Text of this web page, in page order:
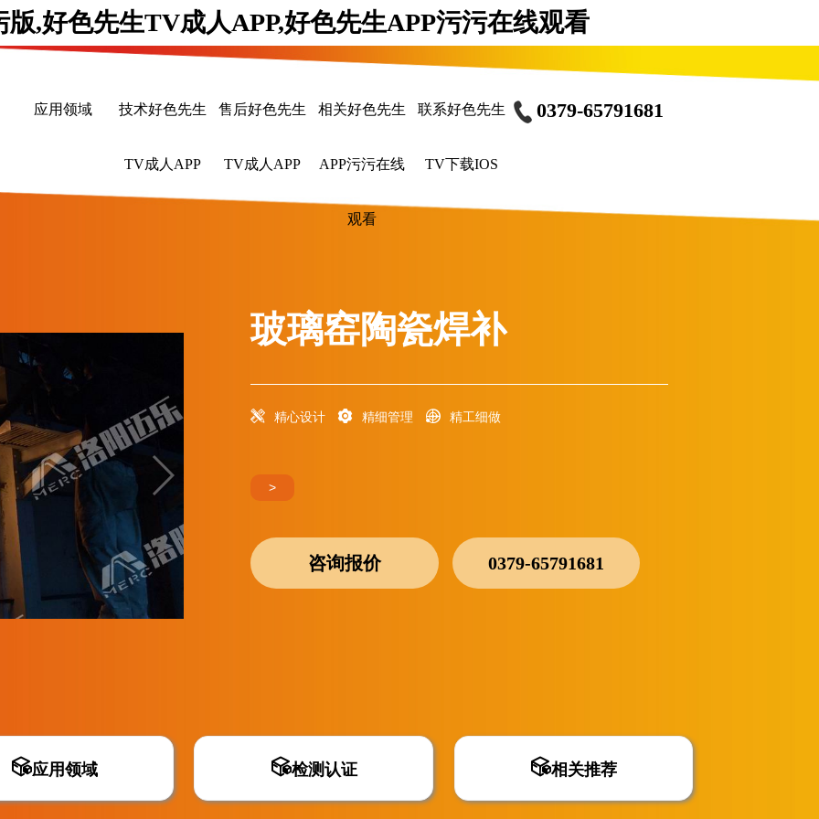
,好色先生TV成人APP,好色先生APP污污在线观看
应用领域 技术好色先生
TV成人APP
售后好色先生
TV成人APP
相关好色先生
APP污污在线
观看
联系好色先生
TV下载IOS
0379-65791681
玻璃窑陶瓷焊补
精心设计 精细管理 精工细做
>
咨询报价 0379-65791681
应用领域 检测认证 相关推荐